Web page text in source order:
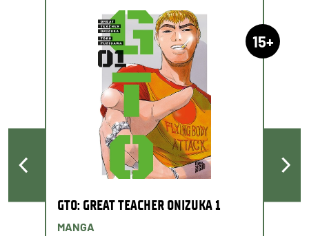
15+
GTO: GREAT TEACHER ONIZUKA 1
MANGA